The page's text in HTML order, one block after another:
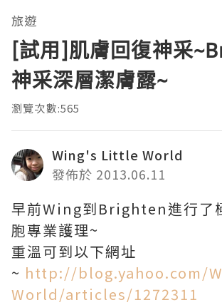
旅遊
[試用]肌膚回復神采
神采深層潔膚露~
瀏覽次數:565
Wing's Little World
發佈於 2013.06.11
早前Wing到Brighten進行了
胞專業護理~
重溫可到以下網址
~ http://blog.yahoo.com/
World/articles/1272311